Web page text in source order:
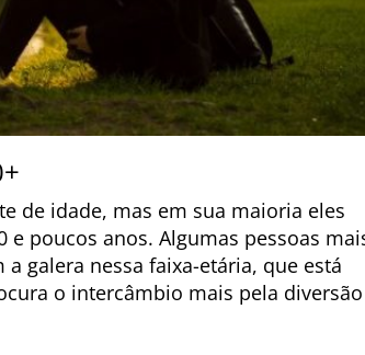
de idade, mas em sua maioria eles
poucos anos. Algumas pessoas
galera nessa faixa-etária, que está
o intercâmbio mais pela diversão